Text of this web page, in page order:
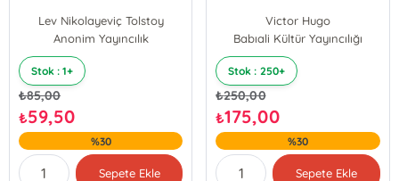
Lev Nikolayeviç Tolstoy
Anonim Yayıncılık
Stok : 1+
₺85,00
₺59,50
%30
Sepete Ekle
Victor Hugo
Babıali Kültür Yayıncılığı
Stok : 250+
₺250,00
₺175,00
%30
Sepete Ekle